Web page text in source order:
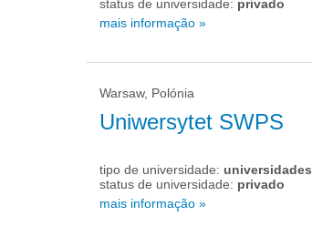
status de universidade: privado
mais informação »
Warsaw, Polónia
Uniwersytet SWPS
tipo de universidade: universidades
status de universidade: privado
mais informação »